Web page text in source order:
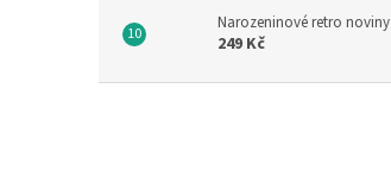
Narozeninové retro noviny
249 Kč